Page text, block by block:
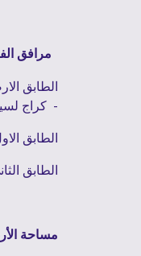
مرافق
الطابق
- كراج
الطابق
الطابق
مساحة